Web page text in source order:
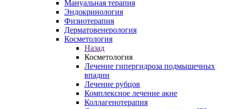
Мануальная терапия
Эндокринология
Физиотерапия
Дерматовенерология
Косметология
Назад
Косметология
Лечение гипергидроза подмышечных
впадин
Лечение рубцов
Комплексное лечение акне
Коллагенотерапия